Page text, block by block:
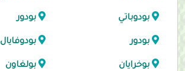
بودوباتي بودور
بودور بودوفايال
بوخرايان بولغاون